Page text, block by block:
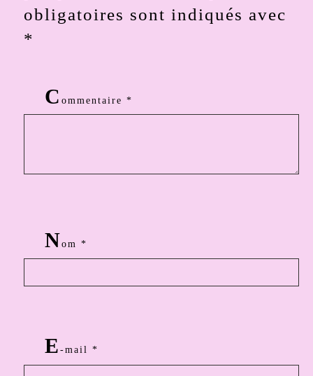
obligatoires sont indiqués avec
*
Commentaire*
Nom*
E-mail*